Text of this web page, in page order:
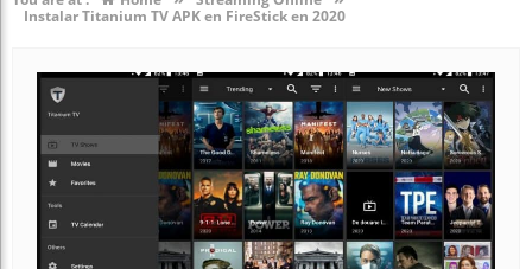
Instalar Titanium TV APK en FireStick en 2020